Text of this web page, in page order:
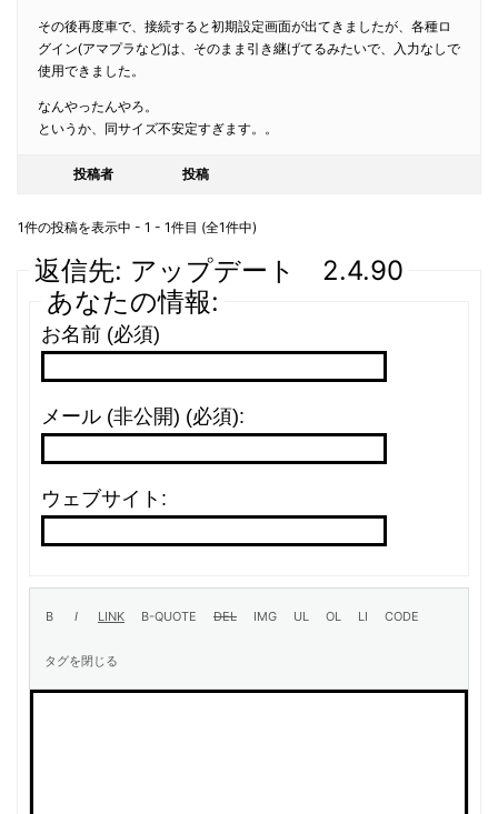
その後再度車で、接続すると初期設定画面が出てきましたが、各種ロ
グイン(アマプラなど)は、そのまま引き継げてるみたいで、入力なしで
使用できました。
なんやったんやろ。
というか、同サイズ不安定すぎます。。
投稿者 投稿
1件の投稿を表示中 - 1 - 1件目 (全1件中)
返信先: アップデート 2.4.90
あなたの情報:
お名前 (必須)
メール (非公開) (必須):
ウェブサイト: